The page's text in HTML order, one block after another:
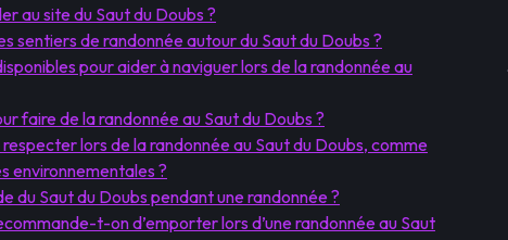
au site du Saut du Doubs ?
sentiers de randonnée autour du Saut du Doubs ?
pour aider à naviguer lors de la randonnée au
faire de la randonnée au Saut du Doubs ?
lors de la randonnée au Saut du Doubs, comme
environnementales ?
du Saut du Doubs pendant une randonnée ?
t-on d’emporter lors d’une randonnée au Saut